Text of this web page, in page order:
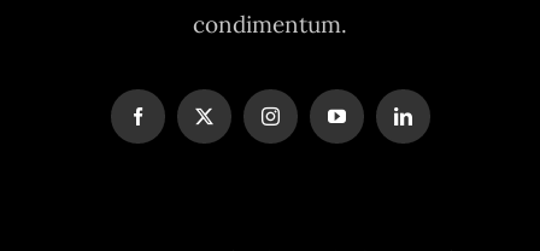
condimentum.